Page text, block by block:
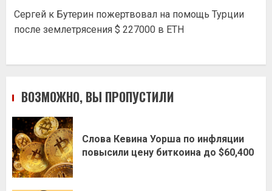
Сергей к Бутерин пожертвовал на помощь Турции
после землетрясения $ 227000 в ETH
ВОЗМОЖНО, ВЫ ПРОПУСТИЛИ
Слова Кевина Уорша по инфляции
повысили цену биткоина до $60,400